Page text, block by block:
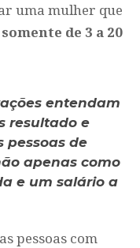
uma mulher que
de 3 a 20
entendam
resultado e
pessoas de
apenas como
e um salário a
pessoas com